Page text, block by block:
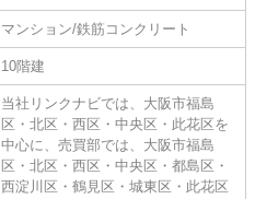
マンション/鉄筋コンクリート
10階建
当社リンクナビでは、大阪市福島
区・北区・西区・中央区・此花区を
中心に、売買部では、大阪市福島
区・北区・西区・中央区・都島区・
西淀川区・鶴見区・城東区・此花区